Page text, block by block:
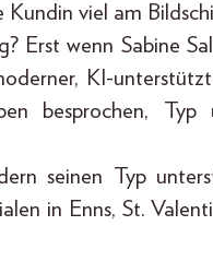
viel am
Erst wenn Sabine
KI-
besprochen, Typ
seinen Typ
in Enns, St.